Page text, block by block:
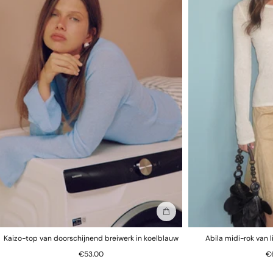
Let op: om hygiënische en gezondheidsredenen kunnen alle
onderbroeken niet worden geretourneerd.
In winkelmand
Kaizo-top van doorschijnend breiwerk in koelblauw
€53.00
Abila midi-rok van